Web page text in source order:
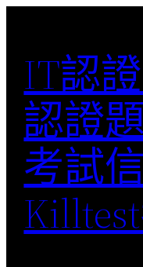
content
IT認
認證
考試